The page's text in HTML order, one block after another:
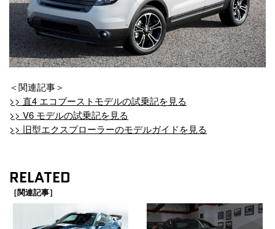
＜関連記事＞
>> 直4 エコブーストモデルの試乗記を見る
>> V6 モデルの試乗記を見る
>> 旧型エクスプローラーのモデルガイドを見る
RELATED
［関連記事］